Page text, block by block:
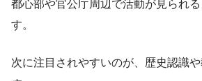
都心部や官公庁周辺で活動が見られ
す。
次に注目されやすいのが、歴史認識